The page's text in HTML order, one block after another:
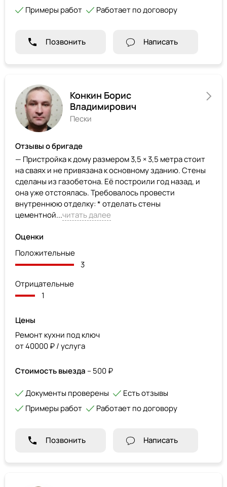
Примеры работ
Работает по договору
Позвонить Написать
Конкин Борис
Владимирович
Пески
Отзывы о бригаде
— Пристройка к дому размером 3,5 × 3,5 метра стоит
на сваях и не привязана к основному зданию. Стены
сделаны из газобетона. Её построили год назад, и
она уже отстоялась. Требовалось провести
внутреннюю отделку: * отделать стены
цементной...читать далее
Оценки
Положительные
3
Отрицательные
1
Цены
Ремонт кухни под ключ
от 40000 ₽ / услуга
Стоимость выезда – 500 ₽
Документы проверены
Есть отзывы
Примеры работ
Работает по договору
Позвонить Написать